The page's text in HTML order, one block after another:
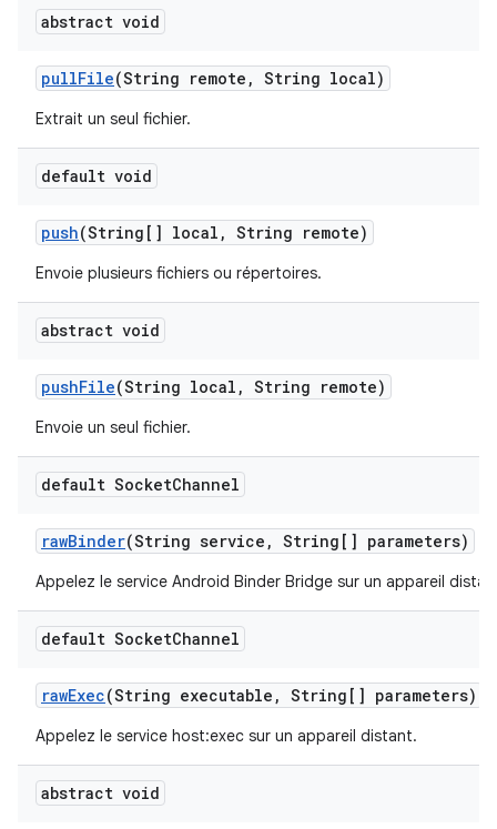
abstract void
pullFile(String remote , String local)
Extrait un seul fichier.
default void
push(String[] local , String remote)
Envoie plusieurs fichiers ou répertoires.
abstract void
pushFile(String local , String remote)
Envoie un seul fichier.
default SocketChannel
rawBinder(String service , String[] parameters)
Appelez le service Android Binder Bridge sur un appareil
default SocketChannel
rawExec(String executable , String[] parameters)
Appelez le service host:exec sur un appareil distant.
abstract void